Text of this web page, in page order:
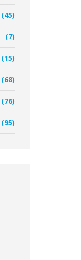
(45)
(7)
(15)
(68)
(76)
(95)